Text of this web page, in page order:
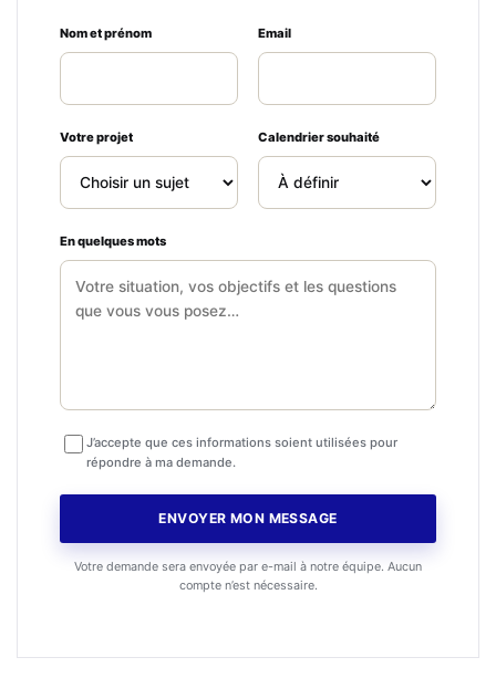
Ne pas remplir ce champ
Nom et prénom Email
Votre projet Calendrier souhaité
En quelques mots
J’accepte que ces informations soient utilisées pour
répondre à ma demande.
ENVOYER MON MESSAGE
Votre demande sera envoyée par e-mail à notre équipe. Aucun
compte n’est nécessaire.